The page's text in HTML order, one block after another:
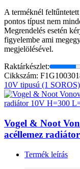
A terméknél
pontos típust nem
Megrendelés esetén
figyelembe ami
megjelölésével.
Raktárkészlet:
Cikkszám:
10V tipusú (1
Vogel & Noot
acéllemez
Termék leírás